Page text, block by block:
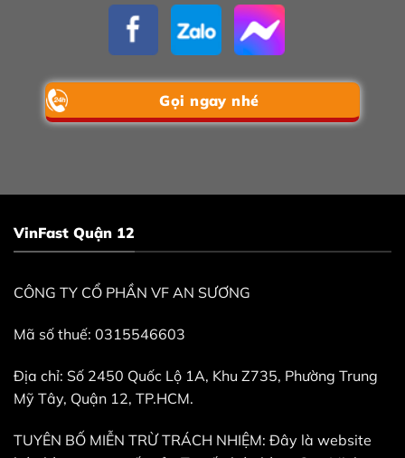
Gọi ngay nhé
VinFast Quận 12
CÔNG TY CỔ PHẦN VF AN SƯƠNG
Mã số thuế: 0315546603
Địa chỉ: Số 2450 Quốc Lộ 1A, Khu Z735, Phường Trung
Mỹ Tây, Quận 12, TP.HCM.
TUYÊN BỐ MIỄN TRỪ TRÁCH NHIỆM: Đây là website